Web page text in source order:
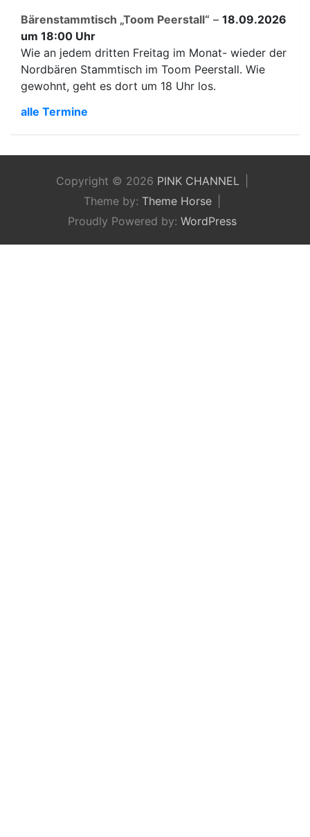
Bärenstammtisch „Toom Peerstall“ – 18.09.2026
um 18:00 Uhr
Wie an jedem dritten Freitag im Monat- wieder der
Nordbären Stammtisch im Toom Peerstall. Wie
gewohnt, geht es dort um 18 Uhr los.
alle Termine
Copyright © 2026 PINK CHANNEL
Theme by: Theme Horse
Proudly Powered by: WordPress